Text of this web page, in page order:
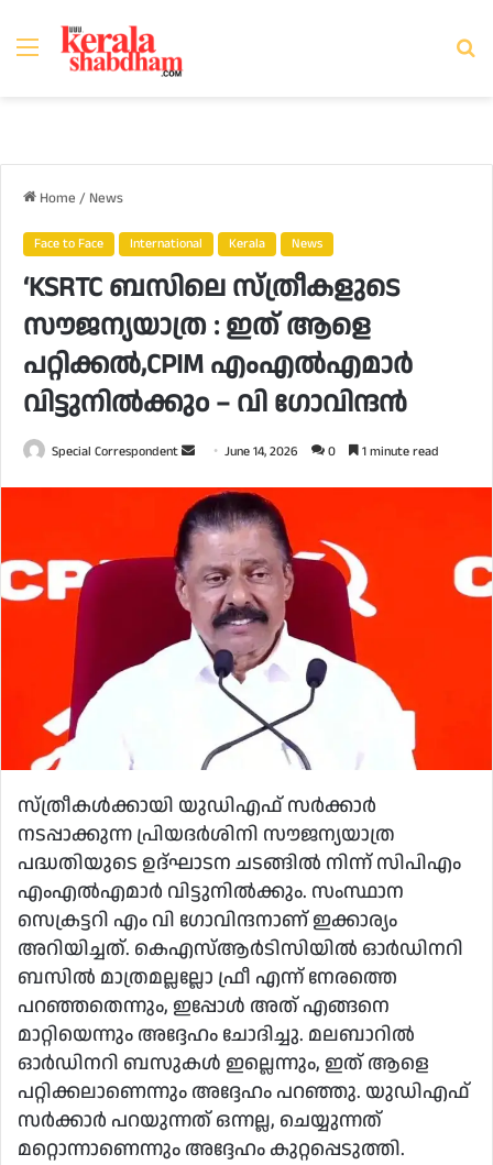
Menu
Home / News
Face to Face International Kerala News
‘KSRTC ബസിലെ സ്ത്രീകളുടെ
സൗജന്യയാത്ര : ഇത് ആളെ
പറ്റിക്കൽ,CPIM എംഎൽഎമാർ
വിട്ടുനിൽക്കുo – വി ഗോവിന്ദൻ
Special Correspondent
Send
email
June 14, 2026 0 1 minute read
സ്ത്രീകള്‍ക്കായി യുഡിഎഫ് സര്‍ക്കാര്‍
നടപ്പാക്കുന്ന പ്രിയദര്‍ശിനി സൗജന്യയാത്ര
പദ്ധതിയുടെ ഉദ്ഘാടന ചടങ്ങില്‍ നിന്ന് സിപിഎം
എംഎല്‍എമാര്‍ വിട്ടുനിൽക്കും. സംസ്ഥാന
സെക്രട്ടറി എം വി ഗോവിന്ദനാണ് ഇക്കാര്യം
അറിയിച്ചത്. കെഎസ്ആർടിസിയിൽ ഓർഡിനറി
ബസിൽ മാത്രമല്ലല്ലോ ഫ്രീ എന്ന് നേരത്തെ
പറഞ്ഞതെന്നും, ഇപ്പോൾ അത് എങ്ങനെ
മാറ്റിയെന്നും അദ്ദേഹം ചോദിച്ചു. മലബാറിൽ
ഓർഡിനറി ബസുകൾ ഇല്ലെന്നും, ഇത് ആളെ
പറ്റിക്കലാണെന്നും അദ്ദേഹം പറഞ്ഞു. യുഡിഎഫ്
സർക്കാർ പറയുന്നത് ഒന്നല്ല, ചെയ്യുന്നത്
മറ്റൊന്നാണെന്നും അദ്ദേഹം കുറ്റപ്പെടുത്തി.